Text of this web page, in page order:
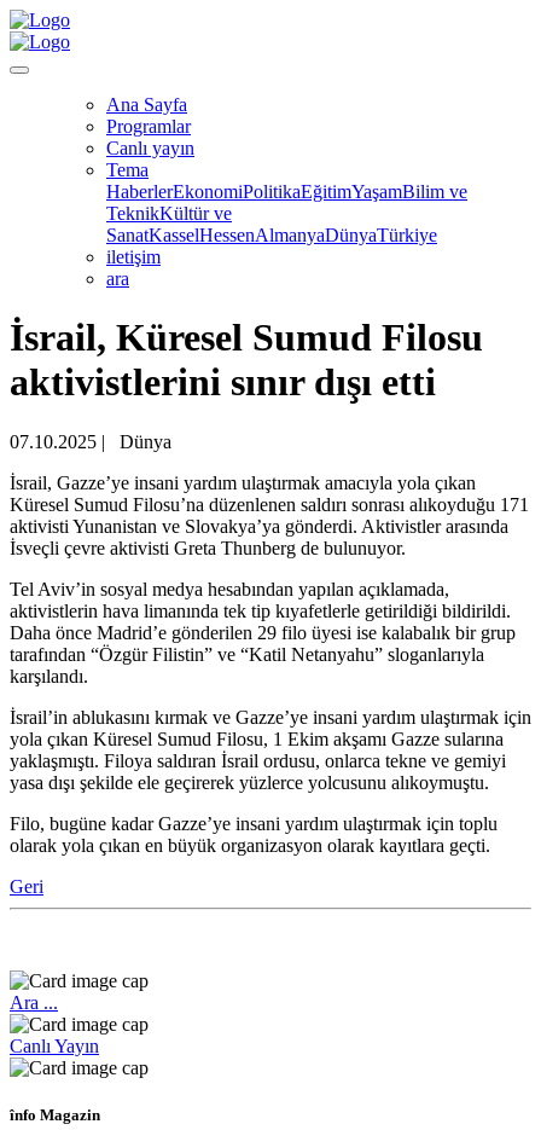
Ana Sayfa
Programlar
Canlı yayın
Tema
HaberlerEkonomiPolitikaEğitimYaşamBilim ve
TeknikKültür ve
SanatKasselHessenAlmanyaDünyaTürkiye
iletişim
ara
İsrail, Küresel Sumud Filosu
aktivistlerini sınır dışı etti
07.10.2025 |
Dünya
İsrail, Gazze’ye insani yardım ulaştırmak amacıyla yola çıkan
Küresel Sumud Filosu’na düzenlenen saldırı sonrası alıkoyduğu 171
aktivisti Yunanistan ve Slovakya’ya gönderdi. Aktivistler arasında
İsveçli çevre aktivisti Greta Thunberg de bulunuyor.
Tel Aviv’in sosyal medya hesabından yapılan açıklamada,
aktivistlerin hava limanında tek tip kıyafetlerle getirildiği bildirildi.
Daha önce Madrid’e gönderilen 29 filo üyesi ise kalabalık bir grup
tarafından “Özgür Filistin” ve “Katil Netanyahu” sloganlarıyla
karşılandı.
İsrail’in ablukasını kırmak ve Gazze’ye insani yardım ulaştırmak için
yola çıkan Küresel Sumud Filosu, 1 Ekim akşamı Gazze sularına
yaklaşmıştı. Filoya saldıran İsrail ordusu, onlarca tekne ve gemiyi
yasa dışı şekilde ele geçirerek yüzlerce yolcusunu alıkoymuştu.
Filo, bugüne kadar Gazze’ye insani yardım ulaştırmak için toplu
olarak yola çıkan en büyük organizasyon olarak kayıtlara geçti.
Geri
Ara ...
Canlı Yayın
înfo Magazin